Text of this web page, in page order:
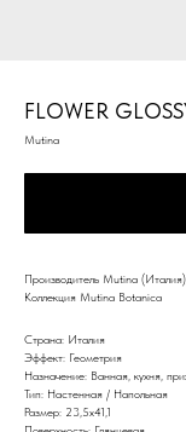
FLOWER
Mutina
Производитель Mutina (Италия),
Коллекция Mutina Botanica
Страна: Италия
Эффект: Геометрия
Назначение: Ванная, кухня,
Тип: Настенная / Напольная
Размер: 23,5x41,1